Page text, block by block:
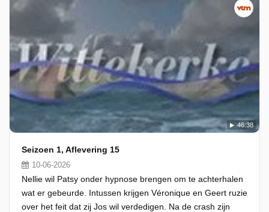
46:38
Seizoen 1, Aflevering 15
10-06-2026
Nellie wil Patsy onder hypnose brengen om te achterhalen
wat er gebeurde. Intussen krijgen Véronique en Geert ruzie
over het feit dat zij Jos wil verdedigen. Na de crash zijn